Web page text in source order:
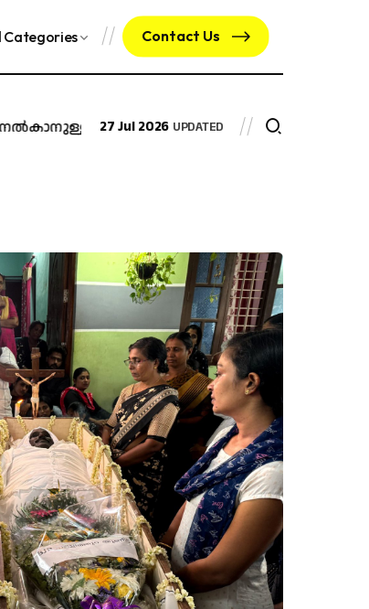
Categories Contact Us
ഉത്തരവ് റദ്ദാക്കി മദ്രാസ് ഹൈക്കോടതി
27 Jul 2026 UPDATED